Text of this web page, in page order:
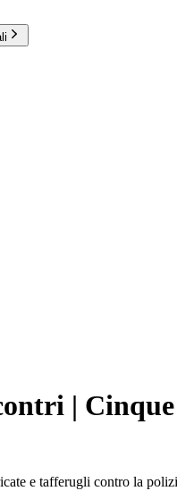
|
e tafferugli contro la